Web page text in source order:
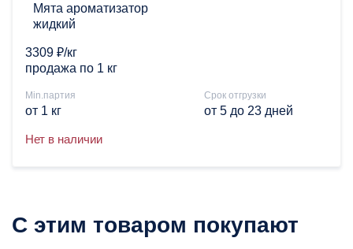
Мята ароматизатор
жидкий
3309 ₽/кг
продажа по 1 кг
Min.партия
от 1 кг
Срок отгрузки
от 5 до 23 дней
Нет в наличии
С этим товаром покупают